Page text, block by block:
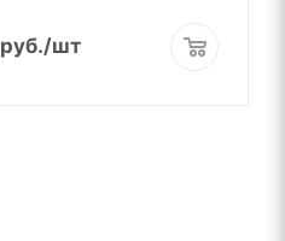
руб./шт